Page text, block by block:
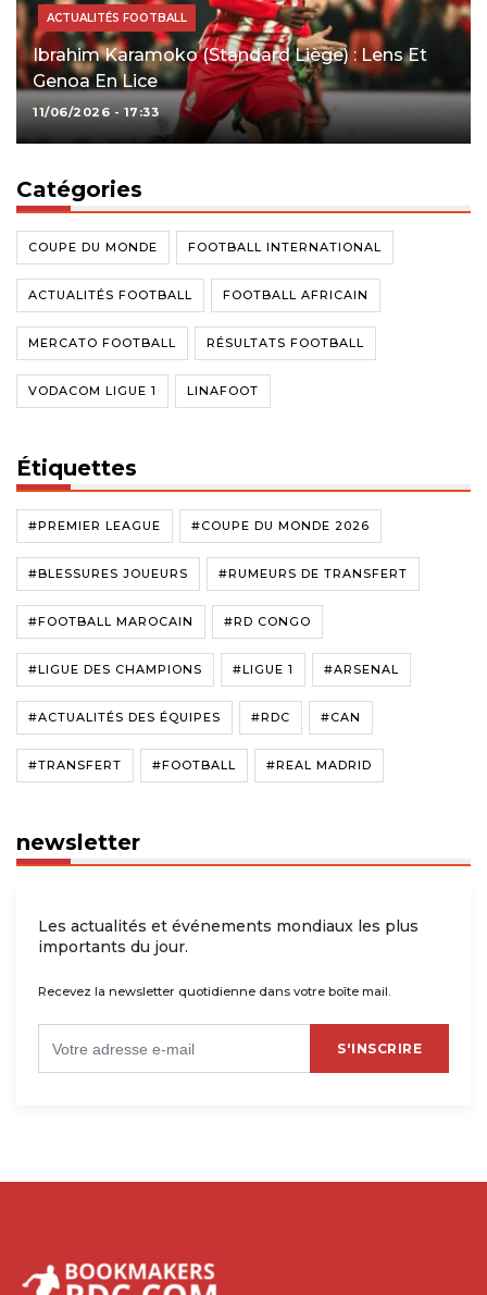
ACTUALITÉS FOOTBALL
Ibrahim Karamoko (Standard Liège) : Lens Et
Genoa En Lice
11/06/2026 - 17:33
Catégories
COUPE DU MONDE FOOTBALL INTERNATIONAL
ACTUALITÉS FOOTBALL FOOTBALL AFRICAIN
MERCATO FOOTBALL RÉSULTATS FOOTBALL
VODACOM LIGUE 1 LINAFOOT
Étiquettes
#PREMIER LEAGUE #COUPE DU MONDE 2026
#BLESSURES JOUEURS #RUMEURS DE TRANSFERT
#FOOTBALL MAROCAIN #RD CONGO
#LIGUE DES CHAMPIONS #LIGUE 1 #ARSENAL
#ACTUALITÉS DES ÉQUIPES #RDC #CAN
#TRANSFERT #FOOTBALL #REAL MADRID
newsletter
Les actualités et événements mondiaux les plus
importants du jour.
Recevez la newsletter quotidienne dans votre boîte mail.
S'INSCRIRE